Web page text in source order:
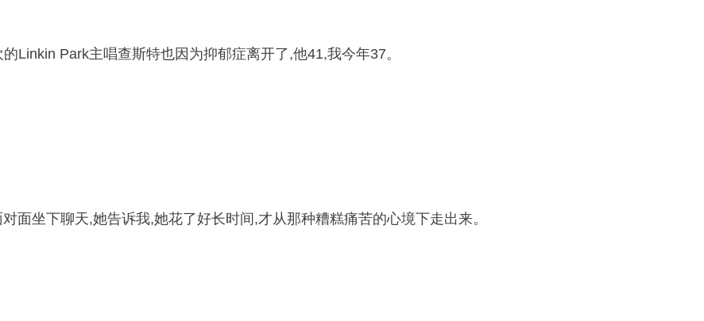
Linkin Park主唱查斯特也因为抑郁症离开了,他41,我今年37。
面坐下聊天,她告诉我,她花了好长时间,才从那种糟糕痛苦的心境下走出来。